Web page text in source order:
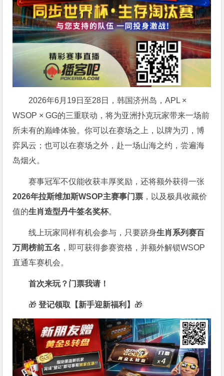
2026年6月19日至28日，韩国济州岛，APL ×
WSOP × GG的三重联动，将为亚洲扑克玩家带来一场前
所未有的巅峰体验。你可以在赛场之上，以牌为刃，博
弈风云；也可以在赛场之外，赴一场山海之约，尝遍海
岛烟火。
赛事冠军不仅能收获丰厚奖励，还将额外获得一张
2026年拉斯维加斯WSOP主赛事门票 ，以及极具收藏价
值的生肖造型丹牛签名奖杯。
线上玩家同样有机会参与，只要跻身生肖系列赛百
万周榜前五名 ，即可获得参赛资格，并额外解锁WSOP
直通车赛机会。
首次来玩？门票我请！
🎁 登记领取【新手迎新福利】 🎁